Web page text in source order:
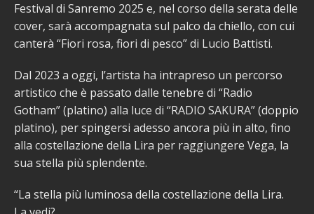
Festival di Sanremo 2025 e, nel corso della serata delle
cover, sarà accompagnata sul palco da chiello, con cui
canterà “Fiori rosa, fiori di pesco” di Lucio Battisti.
Dal 2023 a oggi, l’artista ha intrapreso un percorso
artistico che è passato dalle tenebre di “Radio
Gotham” (platino) alla luce di “RADIO SAKURA” (doppio
platino), per spingersi adesso ancora più in alto, fino
alla costellazione della Lira per raggiungere Vega, la
sua stella più splendente.
“La stella più luminosa della costellazione della Lira.